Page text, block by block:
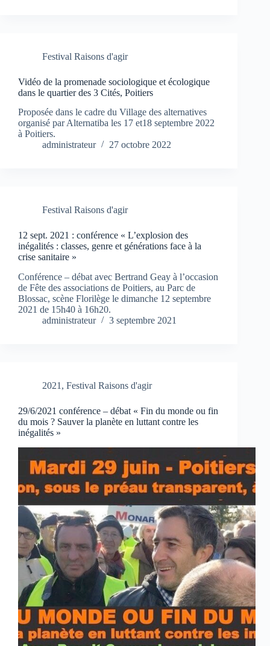
Festival Raisons d'agir
Vidéo de la promenade sociologique et écologique
dans le quartier des 3 Cités, Poitiers
Proposée dans le cadre du Village des alternatives
organisé par Alternatiba les 17 et18 septembre 2022
à Poitiers.
administrateur
27 octobre 2022
Festival Raisons d'agir
12 sept. 2021 : conférence « L’explosion des
inégalités : classes, genre et générations face à la
crise sanitaire »
Conférence – débat avec Bertrand Geay à l’occasion
de Fête des associations de Poitiers, au Parc de
Blossac, scène Florilège le dimanche 12 septembre
2021 de 15h40 à 16h20.
administrateur
3 septembre 2021
2021 , Festival Raisons d'agir
29/6/2021 conférence – débat « Fin du monde ou fin
du mois ? Sauver la planète en luttant contre les
inégalités »